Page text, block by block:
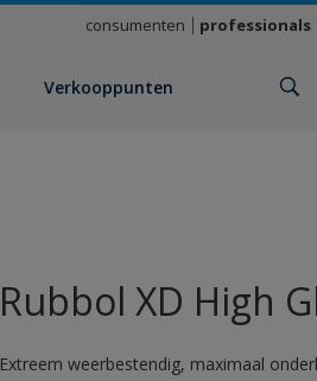
consumenten professionals
Verkooppunten
Rubbol XD High
Extreem weerbestendig, maximaal